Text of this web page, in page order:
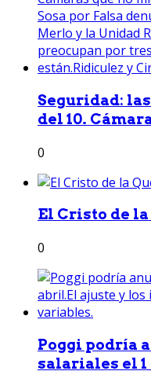
Seguridad:
del 10.
0
El Cristo de
0
Poggi podría
salariales el